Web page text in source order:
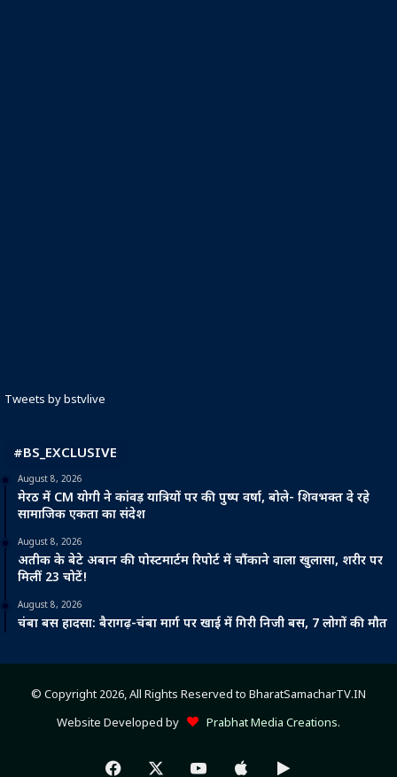
Tweets by bstvlive
#BS_EXCLUSIVE
August 8, 2026
मेरठ में CM योगी ने कांवड़ यात्रियों पर की पुष्प वर्षा, बोले- शिवभक्त दे रहे
सामाजिक एकता का संदेश
August 8, 2026
अतीक के बेटे अबान की पोस्टमार्टम रिपोर्ट में चौंकाने वाला खुलासा, शरीर पर
मिलीं 23 चोटें!
August 8, 2026
चंबा बस हादसा: बैरागढ़-चंबा मार्ग पर खाई में गिरी निजी बस, 7 लोगों की मौत
© Copyright 2026, All Rights Reserved to BharatSamacharTV.IN
Website Developed by
Prabhat Media Creations.
Facebook YouTubeAppleGoogle